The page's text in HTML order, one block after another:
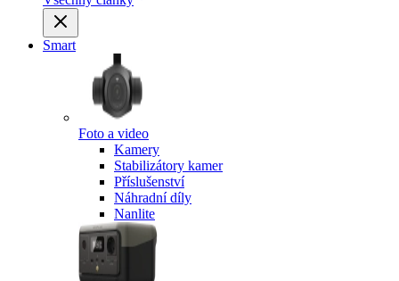
Smart
Foto a video
Kamery
Stabilizátory kamer
Příslušenství
Náhradní díly
Nanlite